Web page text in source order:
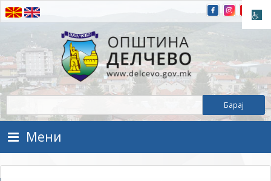
Прескокнете на содржината
Општина Делчево
Општина Делчево
Мени